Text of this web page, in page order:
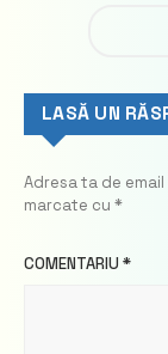
LASĂ UN
Adresa ta de
marcate cu *
COMENTARIU *